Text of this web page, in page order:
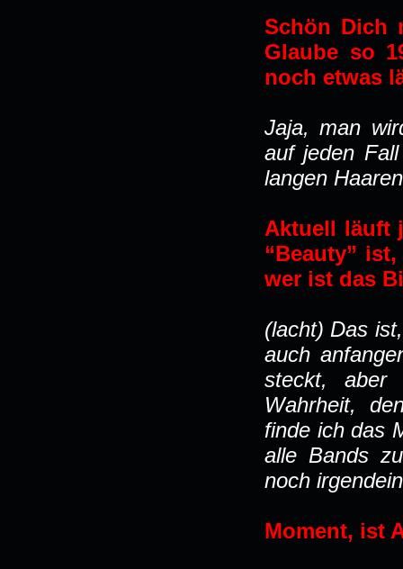
Schön Dich
Glaube so
noch etwas
Jaja, man
auf jeden
langen
Aktuell läuft
“Beauty”
wer ist das
(lacht) Das
auch
steckt,
Wahrheit,
finde ich das
alle Bands
noch
Moment, ist